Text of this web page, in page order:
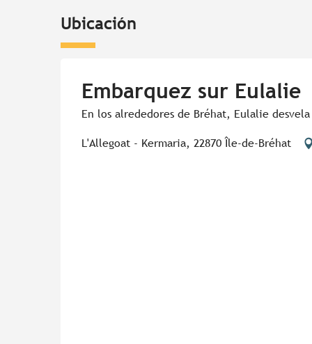
Ubicación
Embarquez sur Eulalie
En los alrededores de Bréhat, Eulalie desvela
L'Allegoat - Kermaria, 22870 Île-de-Bréhat